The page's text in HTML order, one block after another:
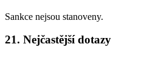
Sankce nejsou stanoveny.
21. Nejčastější dotazy